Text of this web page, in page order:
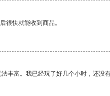
很快就能收到商品。
丰富。我已经玩了好几个小时，还没